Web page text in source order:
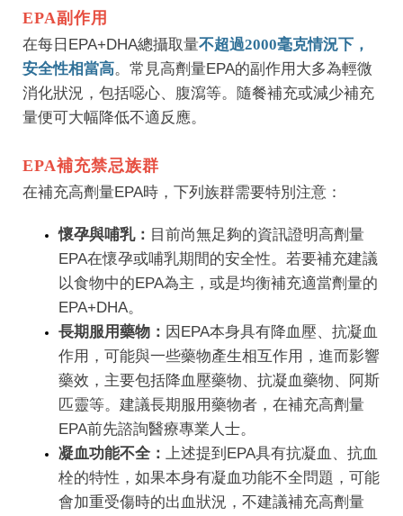
EPA副作用
在每日EPA+DHA總攝取量不超過2000毫克情況下，
安全性相當高。常見高劑量EPA的副作用大多為輕微
消化狀況，包括噁心、腹瀉等。隨餐補充或減少補充
量便可大幅降低不適反應。
EPA補充禁忌族群
在補充高劑量EPA時，下列族群需要特別注意：
懷孕與哺乳： 目前尚無足夠的資訊證明高劑量
EPA在懷孕或哺乳期間的安全性。若要補充建議
以食物中的EPA為主，或是均衡補充適當劑量的
EPA+DHA。
長期服用藥物： 因EPA本身具有降血壓、抗凝血
作用，可能與一些藥物產生相互作用，進而影響
藥效，主要包括降血壓藥物、抗凝血藥物、阿斯
匹靈等。建議長期服用藥物者，在補充高劑量
EPA前先諮詢醫療專業人士。
凝血功能不全：
上述提到EPA具有抗凝血、抗血
栓的特性，如果本身有凝血功能不全問題，可能
會加重受傷時的出血狀況，不建議補充高劑量